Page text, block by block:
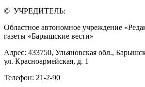
© УЧРЕДИТЕЛЬ:
Областное автономное учреждение
газеты «Барышские вести»
Адрес: 433750, Ульяновская обл.,
ул. Красноармейская, д. 1
Телефон: 21-2-90